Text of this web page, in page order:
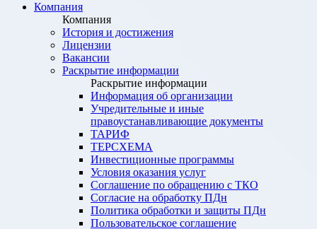
Компания
Компания
История и достижения
Лицензии
Вакансии
Раскрытие информации
Раскрытие информации
Информация об организации
Учредительные и иные
правоустанавливающие документы
ТАРИФ
ТЕРСХЕМА
Инвестиционные программы
Условия оказания услуг
Соглашение по обращению с ТКО
Согласие на обработку ПДн
Политика обработки и защиты ПДн
Пользовательское соглашение